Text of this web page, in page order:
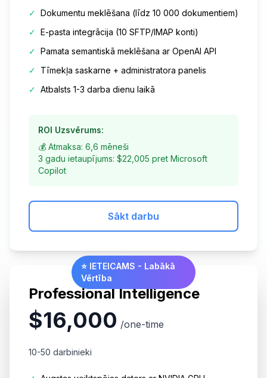
✓ Dokumentu meklēšana (līdz 10 000 dokumentiem)
✓ E-pasta integrācija (10 SFTP/IMAP konti)
✓ Pamata semantiskā meklēšana ar OpenAI API
✓
Tīmekļa saskarne + administratora panelis
✓ Atbalsts 1-3 darba dienu laikā
ROI Uzsvērums:
💰 Atmaksa: 6,6 mēneši
3 gadu ietaupījums: $22,005 pret Microsoft
Copilot
Sākt darbu
⭐ IETEICAMS - Labākā
Vērtība
Professional Intelligence
$16,000 /one-time
10-50 darbinieki